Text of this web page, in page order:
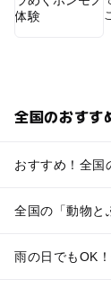
全国のおすす
おすすめ！全国
全国の「動物と
雨の日でもOK